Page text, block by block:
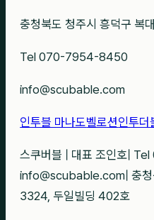
충청북도 청주시 흥덕구 복
Tel 070-7954-8450
info@scubable.com
인투블 마나도벨로션인투더
스쿠버블 대표 조인호
info@scubable.com 충
3324, 두일빌딩 402호